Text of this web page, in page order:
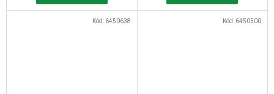
Kód: 6450638 Kód: 6450500